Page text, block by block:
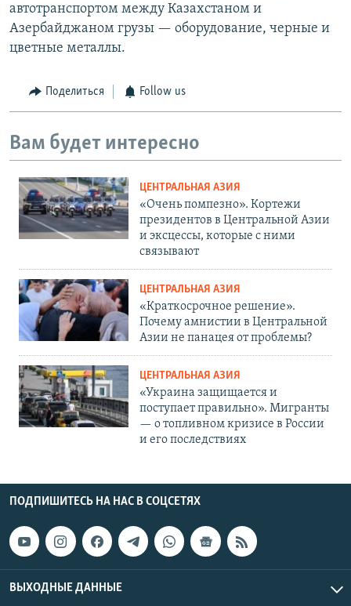
автотранспортом между Казахстаном и
Азербайджаном грузы — оборудование, черные и
цветные металлы.
Поделиться Follow us
Вам будет интересно
ЦЕНТРАЛЬНАЯ АЗИЯ
«Очень помпезно». Кортежи
президентов в Центральной Азии
и эксцессы, которые с ними
связывают
ЦЕНТРАЛЬНАЯ АЗИЯ
«Краткосрочное решение».
Почему амнистии в Центральной
Азии не панацея от проблемы?
ЦЕНТРАЛЬНАЯ АЗИЯ
«Украина защищается и
поступает правильно». Мигранты
— о топливном кризисе в России
и его последствиях
ПОДПИШИТЕСЬ НА НАС В СОЦСЕТЯХ
ВЫХОДНЫЕ ДАННЫЕ